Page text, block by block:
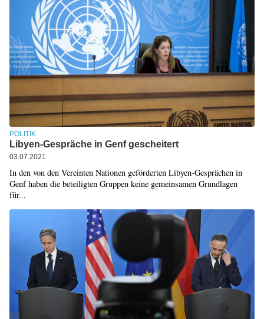
POLITIK
Libyen-Gespräche in Genf gescheitert
03.07.2021
In den von den Vereinten Nationen geförderten Libyen-Gesprächen in
Genf haben die beteiligten Gruppen keine gemeinsamen Grundlagen
für...